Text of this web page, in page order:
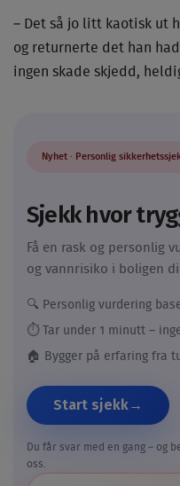
– Det så jo litt kaotisk ut
og returnerte det han
ingen skade skjedd,
Nyhet · Personlig
Sjekk hvor
Få en rask og personlig
og vannrisiko i boligen
🔍 Personlig vurdering
⏱️ Tar under 1 minutt –
🏠 Bygger på erfaring fra
Start sjekk
Du får svar med en gang – og
oss.